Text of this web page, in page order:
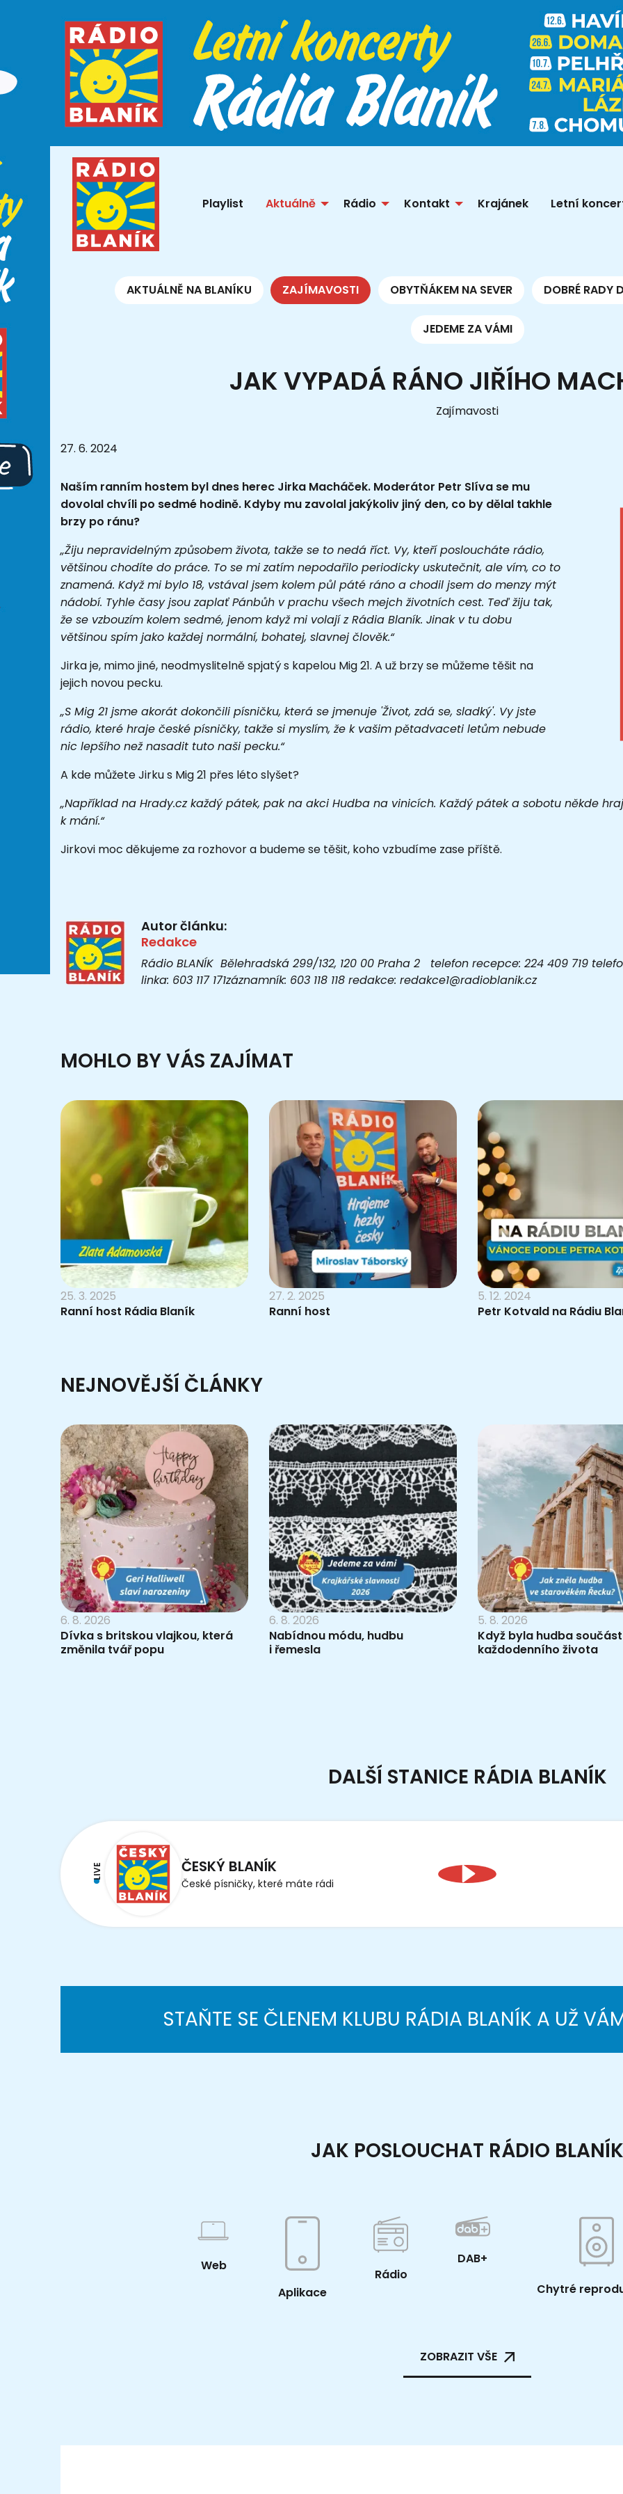
Playlist Aktuálně Rádio Kontakt Krajánek Letní
AKTUÁLNĚ NA BLANÍKU ZAJÍMAVOSTI OBYTŇÁKEM NA SEVER DOBRÉ RADY
JEDEME ZA VÁMI
JAK VYPADÁ RÁNO JIŘÍHO
Zajímavosti
27. 6. 2024
Naším ranním hostem byl dnes herec Jirka Macháček. Moderátor Petr Slíva se mu
dovolal chvíli po sedmé hodině. Kdyby mu zavolal jakýkoliv jiný den, co by dělal takhle
brzy po ránu?
„Žiju nepravidelným způsobem života, takže se to nedá říct. Vy, kteří posloucháte rádio,
většinou chodíte do práce. To se mi zatím nepodařilo periodicky uskutečnit, ale vím, co to
znamená. Když mi bylo 18, vstával jsem kolem půl páté ráno a chodil jsem do menzy mýt
nádobí. Tyhle časy jsou zaplať Pánbůh v prachu všech mejch životních cest. Teď žiju tak,
že se vzbouzím kolem sedmé, jenom když mi volají z Rádia Blaník. Jinak v tu dobu
většinou spím jako každej normální, bohatej, slavnej člověk.“
Jirka je, mimo jiné, neodmyslitelně spjatý s kapelou Mig 21. A už brzy se můžeme těšit na
jejich novou pecku.
„S Mig 21 jsme akorát dokončili písničku, která se jmenuje 'Život, zdá se, sladký'. Vy jste
rádio, které hraje české písničky, takže si myslím, že k vašim pětadvaceti letům nebude
nic lepšího než nasadit tuto naši pecku.“
A kde můžete Jirku s Mig 21 přes léto slyšet?
„Například na Hrady.cz každý pátek, pak na akci Hudba na vinicích. Každý pátek a sobotu někde
k mání.“
Jirkovi moc děkujeme za rozhovor a budeme se těšit, koho vzbudíme zase příště.
Autor článku:
Redakce
Rádio BLANÍK Bělehradská 299/132, 120 00 Praha 2 telefon recepce: 224 409 719
linka: 603 117 171záznamník: 603 118 118 redakce: redakce1@radioblanik.cz
MOHLO BY VÁS ZAJÍMAT
25. 3. 2025
Ranní host Rádia Blaník
27. 2. 2025
Ranní host
5. 12. 2024
Petr Kotvald na Rádiu
NEJNOVĚJŠÍ ČLÁNKY
6. 8. 2026
Dívka s britskou vlajkou, která
změnila tvář popu
6. 8. 2026
Nabídnou módu, hudbu
i řemesla
5. 8. 2026
Když byla hudba
každodenního života
DALŠÍ STANICE RÁDIA BLANÍK
LIVE ČESKÝ BLANÍK
České písničky, které máte rádi
STAŇTE SE ČLENEM KLUBU RÁDIA BLANÍK A UŽ
JAK POSLOUCHAT RÁDIO BLANÍK
Web
Aplikace
Rádio
DAB+
Chytré
ZOBRAZIT VŠE